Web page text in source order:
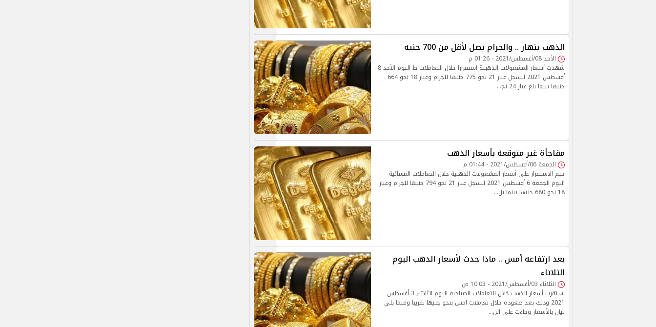
الذهب ينهار .. والجرام يصل لأقل من 700 جنيه
الأحد 08/أغسطس/2021 - 01:26 م
شهدت أسعار المشغولات الذهبية استقرارا خلال التعاملات ط اليوم الأحد 8
أغسطس 2021 ليسجل عيار 21 نحو 775 جنيها للجرام وعيار 18 نحو 664
جنيها بينما بلغ عيار 24 نح…
مفاجأة غير متوقعة بأسعار الذهب
الجمعة 06/أغسطس/2021 - 01:44 م
خيم الاستقرار على أسعار المشغولات الذهبية خلال التعاملات المسائية
اليوم الجمعة 6 أغسطس 2021 ليسجل عيار 21 نحو 794 جنيها للجرام وعيار
18 نحو 680 جنيها بينما بل…
بعد ارتفاعه أمس .. ماذا حدث لأسعار الذهب اليوم
الثلاتاء
الثلاثاء 03/أغسطس/2021 - 10:03 ص
استقرت أسعار الذهب خلال التعاملات الصباحية اليوم الثلاثاء 3 أغسطس
2021 وذلك بعد صعوده خلال تعاملات امس بنحو جنيها تقريبا وفيما يلي
بيان بالأسعار وجاءت علي الن…